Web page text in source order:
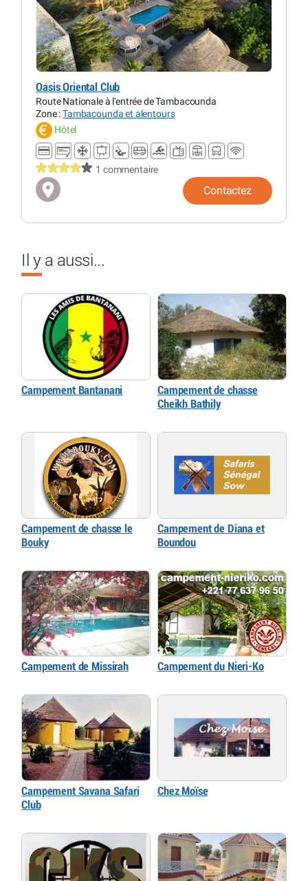
Oasis Oriental Club
Route Nationale à l'entrée de Tambacounda
Zone :Tambacounda et alentours
Hôtel
1 commentaire
Contactez
Il y a aussi...
Campement Bantanani
Campement de chasse
Cheikh Bathily
Campement de chasse le
Bouky
Campement de Diana et
Boundou
Campement de Missirah Campement du Nieri-Ko
Campement Savana Safari
Club
Chez Moïse